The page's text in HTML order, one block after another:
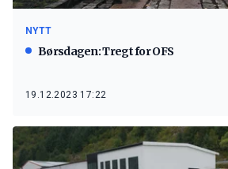
NYTT
Børsdagen: Tregt for OFS
19.12.2023 17:22